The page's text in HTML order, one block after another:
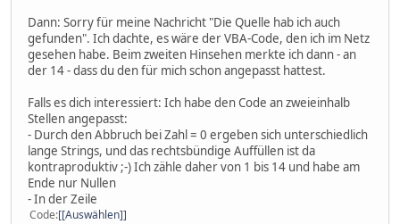
Dann: Sorry für meine Nachricht "Die Quelle hab ich auch
gefunden". Ich dachte, es wäre der VBA-Code, den ich im Netz
gesehen habe. Beim zweiten Hinsehen merkte ich dann - an
der 14 - dass du den für mich schon angepasst hattest.
Falls es dich interessiert: Ich habe den Code an zweieinhalb
Stellen angepasst:
- Durch den Abbruch bei Zahl = 0 ergeben sich unterschiedlich
lange Strings, und das rechtsbündige Auffüllen ist da
kontraproduktiv ;-) Ich zähle daher von 1 bis 14 und habe am
Ende nur Nullen
- In der Zeile
Code [Auswählen]